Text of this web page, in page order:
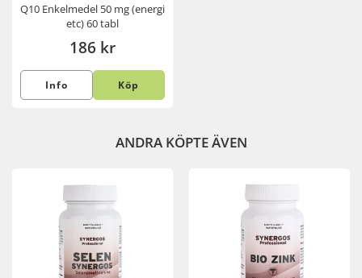
Q10 Enkelmedel 50 mg (energi
etc) 60 tabl
186 kr
Info Köp
ANDRA KÖPTE ÄVEN